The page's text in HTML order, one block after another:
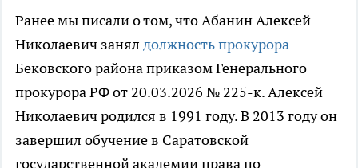
Ранее мы писали о том, что Абанин Алексей
Николаевич занял должность прокурора
Бековского района приказом Генерального
прокурора РФ от 20.03.2026 № 225-к. Алексей
Николаевич родился в 1991 году. В 2013 году он
завершил обучение в Саратовской
государственной академии права по